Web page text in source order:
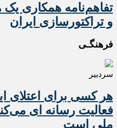
تفاهم‌نامه همکاری
و تراکتورسازی ایران
فرهنگـی
سردبیر
هر کسی برای اعتلای
فعالیت رسانه ای
ملی است